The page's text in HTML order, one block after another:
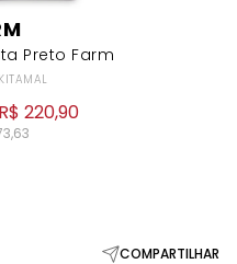
Preto Farm
R$ 220,90
COMPARTILHAR